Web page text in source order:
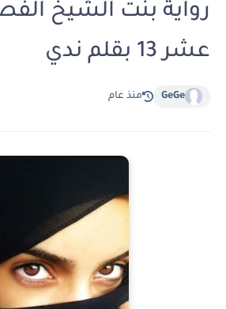
رواية بنت الشيخ
عشر 13 بقلم ندي
GeGe منذ عام